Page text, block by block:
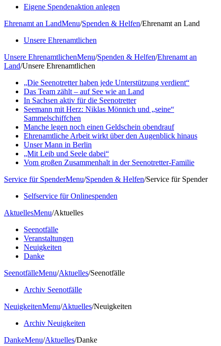
Eigene Spendenaktion anlegen
Ehrenamt an LandMenu/Spenden & Helfen/Ehrenamt an Land
Unsere Ehrenamtlichen
Unsere EhrenamtlichenMenu/Spenden & Helfen/Ehrenamt an
Land/Unsere Ehrenamtlichen
„Die Seenotretter haben jede Unterstützung verdient“
Das Team zählt – auf See wie an Land
In Sachsen aktiv für die Seenotretter
Seemann mit Herz: Niklas Mönnich und „seine“
Sammelschiffchen
Manche legen noch einen Geldschein obendrauf
Ehrenamtliche Arbeit wirkt über den Augenblick hinaus
Unser Mann in Berlin
„Mit Leib und Seele dabei“
Vom großen Zusammenhalt in der Seenotretter-Familie
Service für SpenderMenu/Spenden & Helfen/Service für Spender
Selfservice für Onlinespenden
AktuellesMenu/Aktuelles
Seenotfälle
Veranstaltungen
Neuigkeiten
Danke
SeenotfälleMenu/Aktuelles/Seenotfälle
Archiv Seenotfälle
NeuigkeitenMenu/Aktuelles/Neuigkeiten
Archiv Neuigkeiten
DankeMenu/Aktuelles/Danke